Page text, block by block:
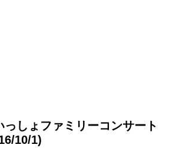
っしょファミリーコンサート
10/1)